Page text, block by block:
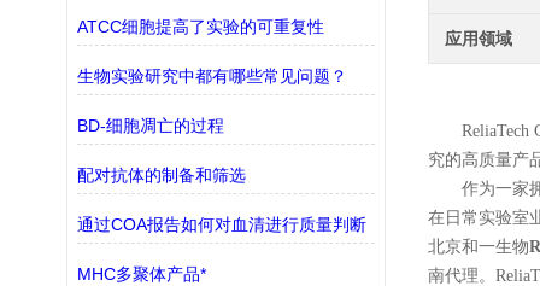
ATCC细胞提高了实验的可重复性
生物实验研究中都有哪些常见问题？
BD-细胞凋亡的过程
配对抗体的制备和筛选
通过COA报告如何对血清进行质量判断
MHC多聚体产品*
应用领域
究的高质量产
作为一家
在日常实验室
北京和一生物
南代理。